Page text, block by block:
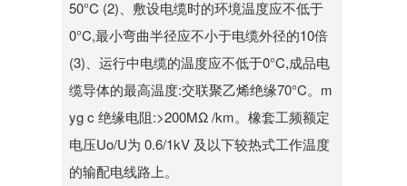
50°C (2)、敷设电缆时的环境温度应不低于
0°C,最小弯曲半径应不小于电缆外径的10倍
(3)、运行中电缆的温度应不低于0°C,成品电
缆导体的最高温度:交联聚乙烯绝缘70°C。m
yg c 绝缘电阻:>200MΩ /km。橡套工频额定
电压Uo/U为 0.6/1kV 及以下较热式工作温度
的输配电线路上。